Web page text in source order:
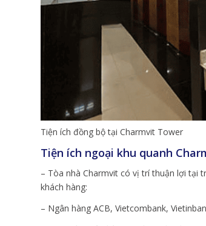
Tiện ích đồng bộ tại Charmvit Tower
Tiện ích ngoại khu quanh
– Tòa nhà Charmvit có vị trí thuận lợi tại
khách hàng:
– Ngân hàng ACB, Vietcombank,